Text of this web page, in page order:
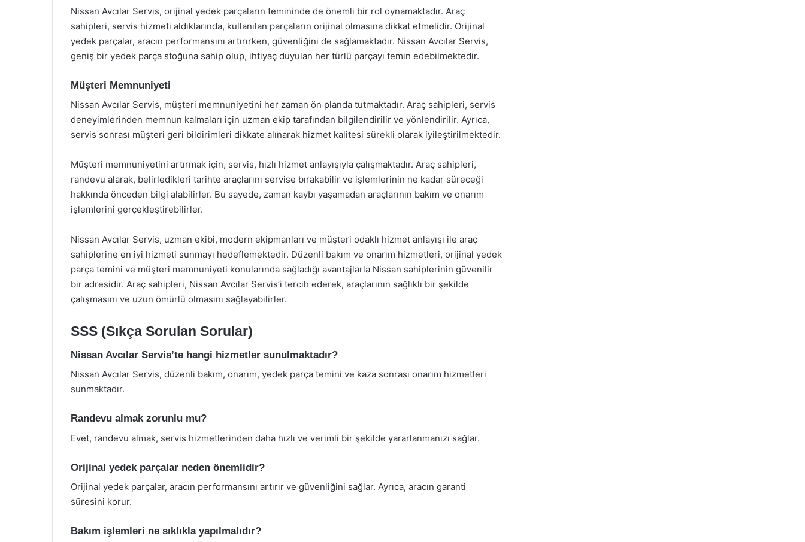
Nissan Avcılar Servis, orijinal yedek parçaların temininde de önemli bir rol oynamaktadır. Araç
sahipleri, servis hizmeti aldıklarında, kullanılan parçaların orijinal olmasına dikkat etmelidir. Orijinal
yedek parçalar, aracın performansını artırırken, güvenliğini de sağlamaktadır. Nissan Avcılar Servis,
geniş bir yedek parça stoğuna sahip olup, ihtiyaç duyulan her türlü parçayı temin edebilmektedir.
Müşteri Memnuniyeti
Nissan Avcılar Servis, müşteri memnuniyetini her zaman ön planda tutmaktadır. Araç sahipleri, servis
deneyimlerinden memnun kalmaları için uzman ekip tarafından bilgilendirilir ve yönlendirilir. Ayrıca,
servis sonrası müşteri geri bildirimleri dikkate alınarak hizmet kalitesi sürekli olarak iyileştirilmektedir.
Müşteri memnuniyetini artırmak için, servis, hızlı hizmet anlayışıyla çalışmaktadır. Araç sahipleri,
randevu alarak, belirledikleri tarihte araçlarını servise bırakabilir ve işlemlerinin ne kadar süreceği
hakkında önceden bilgi alabilirler. Bu sayede, zaman kaybı yaşamadan araçlarının bakım ve onarım
işlemlerini gerçekleştirebilirler.
Nissan Avcılar Servis, uzman ekibi, modern ekipmanları ve müşteri odaklı hizmet anlayışı ile araç
sahiplerine en iyi hizmeti sunmayı hedeflemektedir. Düzenli bakım ve onarım hizmetleri, orijinal yedek
parça temini ve müşteri memnuniyeti konularında sağladığı avantajlarla Nissan sahiplerinin güvenilir
bir adresidir. Araç sahipleri, Nissan Avcılar Servis’i tercih ederek, araçlarının sağlıklı bir şekilde
çalışmasını ve uzun ömürlü olmasını sağlayabilirler.
SSS (Sıkça Sorulan Sorular)
Nissan Avcılar Servis’te hangi hizmetler sunulmaktadır?
Nissan Avcılar Servis, düzenli bakım, onarım, yedek parça temini ve kaza sonrası onarım hizmetleri
sunmaktadır.
Randevu almak zorunlu mu?
Evet, randevu almak, servis hizmetlerinden daha hızlı ve verimli bir şekilde yararlanmanızı sağlar.
Orijinal yedek parçalar neden önemlidir?
Orijinal yedek parçalar, aracın performansını artırır ve güvenliğini sağlar. Ayrıca, aracın garanti
süresini korur.
Bakım işlemleri ne sıklıkla yapılmalıdır?